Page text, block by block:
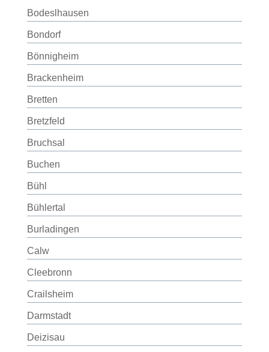
Bodeslhausen
Bondorf
Bönnigheim
Brackenheim
Bretten
Bretzfeld
Bruchsal
Buchen
Bühl
Bühlertal
Burladingen
Calw
Cleebronn
Crailsheim
Darmstadt
Deizisau